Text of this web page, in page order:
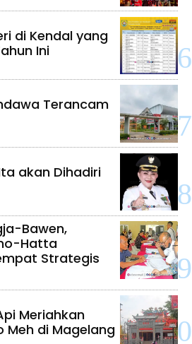
di Kendal yang
Ini
Terancam
akan Dihadiri
Bawen,
Hatta
Strategis
Meriahkan
Meh di Magelang